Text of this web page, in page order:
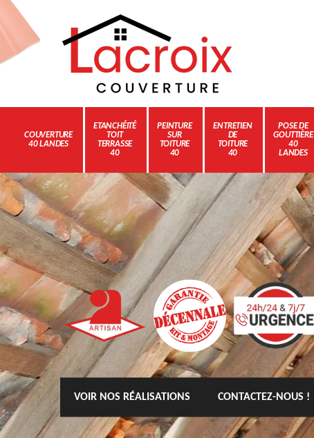
COUVERTURE
40 LANDES
ETANCHÉITÉ
TOIT
TERRASSE
40
PEINTURE
SUR
TOITURE
40
ENTRETIEN
DE
TOITURE
40
POSE DE
GOUTTIÈRE
40
LANDES
VOIR NOS RÉALISATIONS CONTACTEZ-NOUS !